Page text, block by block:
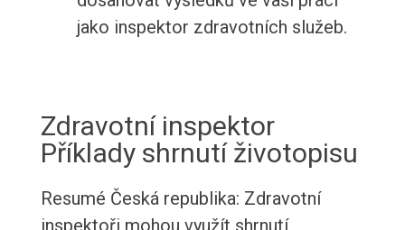
jako inspektor zdravotních služeb.
Zdravotní inspektor
Příklady shrnutí životopisu
Resumé Česká republika: Zdravotní
inspektoři mohou využít shrnutí